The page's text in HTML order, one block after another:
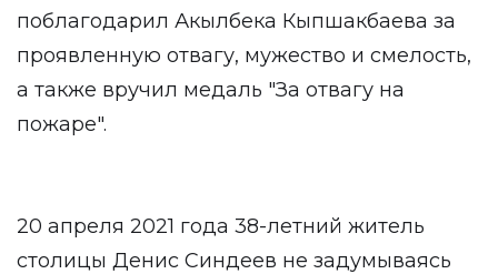
поблагодарил Акылбека Кыпшакбаева за
проявленную отвагу, мужество и смелость,
а также вручил медаль "За отвагу на
пожаре".
20 апреля 2021 года 38-летний житель
столицы Денис Синдеев не задумываясь